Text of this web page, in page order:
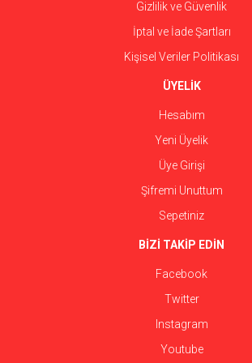
Gizlilik ve Güvenlik
İptal ve İade Şartları
Kişisel Veriler Politikası
ÜYELİK
Hesabım
Yeni Üyelik
Üye Girişi
Şifremi Unuttum
Sepetiniz
BİZİ TAKİP EDİN
Facebook
Twitter
Instagram
Youtube